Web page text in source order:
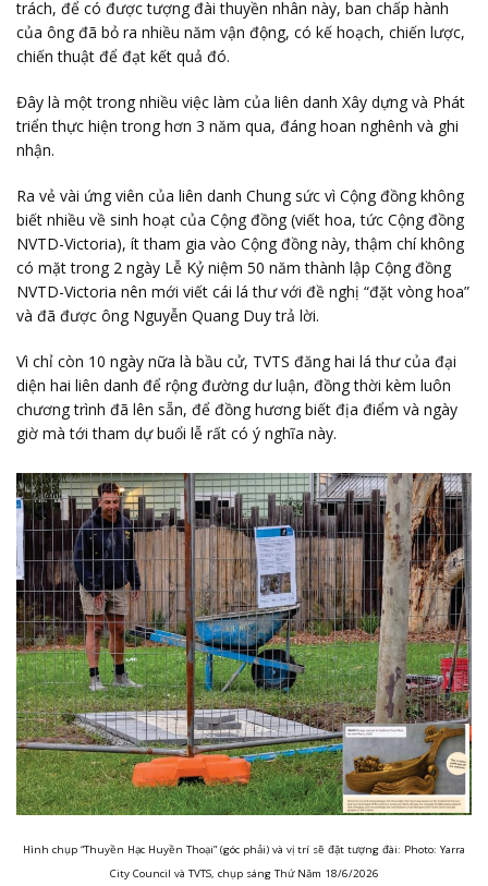
trách, để có được tượng đài thuyền nhân này, ban chấp hành
của ông đã bỏ ra nhiều năm vận động, có kế hoạch, chiến lược,
chiến thuật để đạt kết quả đó.
Đây là một trong nhiều việc làm của liên danh Xây dựng và Phát
triển thực hiện trong hơn 3 năm qua, đáng hoan nghênh và ghi
nhận.
Ra vẻ vài ứng viên của liên danh Chung sức vì Cộng đồng không
biết nhiều về sinh hoạt của Cộng đồng (viết hoa, tức Cộng đồng
NVTD-Victoria), ít tham gia vào Cộng đồng này, thậm chí không
có mặt trong 2 ngày Lễ Kỷ niệm 50 năm thành lập Cộng đồng
NVTD-Victoria nên mới viết cái lá thư với đề nghị “đặt vòng hoa”
và đã được ông Nguyễn Quang Duy trả lời.
Vì chỉ còn 10 ngày nữa là bầu cử, TVTS đăng hai lá thư của đại
diện hai liên danh để rộng đường dư luận, đồng thời kèm luôn
chương trình đã lên sẵn, để đồng hương biết địa điểm và ngày
giờ mà tới tham dự buổi lễ rất có ý nghĩa này.
Hình chụp “Thuyền Hạc Huyền Thoại” (góc phải) và vị trí sẽ đặt tượng đài: Photo: Yarra
City Council và TVTS, chụp sáng Thứ Năm 18/6/2026